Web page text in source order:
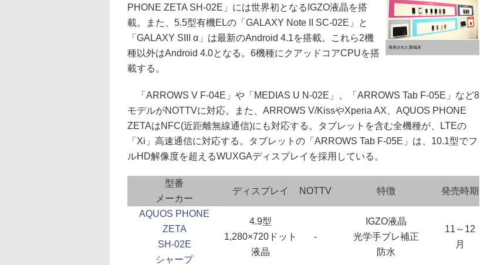
発表された新端末
PHONE ZETA SH-02E」には世界初となるIGZO液晶を搭
載。また、5.5型有機ELの「GALAXY Note II SC-02E」と
「GALAXY SIII α」は最新のAndroid 4.1を搭載。これら2機
種以外はAndroid 4.0となる。6機種にクアッドコアCPUを搭
載する。
「ARROWS V F-04E」や「MEDIAS U N-02E」、「ARROWS Tab F-05E」など8
モデルがNOTTVに対応。また、ARROWS V/KissやXperia AX、AQUOS PHONE
ZETAはNFC(近距離無線通信)にも対応する。タブレットを含む全機種が、LTEの
「Xi」高速通信に対応する。タブレットの「ARROWS Tab F-05E」は、10.1型でフ
ルHD解像度を超えるWUXGAディスプレイを採用している。
型番
メーカー
ディスプレイ NOTTV 特徴 発売時期
AQUOS PHONE
ZETA
SH-02E
シャープ
4.9型
1,280×720ドット
液晶
-
IGZO液晶
光学手ブレ補正
防水
11～12
月